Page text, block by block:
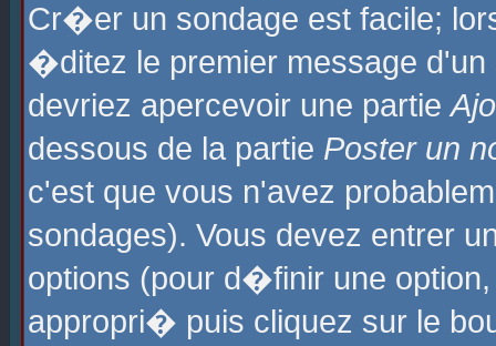
Cr�er un sondage est facile;
�ditez le premier message
devriez apercevoir une partie
dessous de la partie Poster un
c'est que vous n'avez
sondages). Vous devez entrer
options (pour d�finir une
appropri� puis cliquez sur le